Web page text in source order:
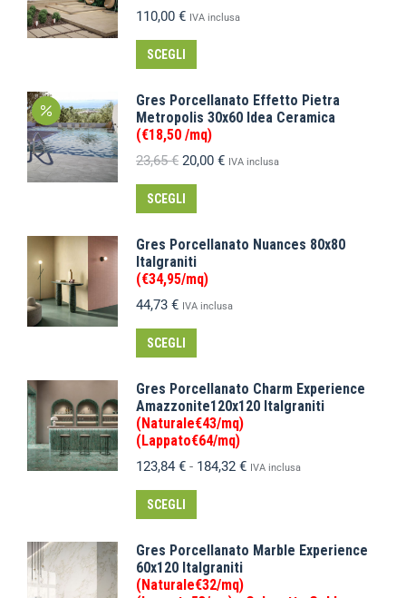
110,00 € IVA inclusa
SCEGLI
Gres Porcellanato Effetto Pietra
Metropolis 30x60 Idea Ceramica
(€18,50 /mq)
23,65€ 20,00 € IVA inclusa
SCEGLI
Gres Porcellanato Nuances 80x80
Italgraniti
(€34,95/mq)
44,73 € IVA inclusa
SCEGLI
Gres Porcellanato Charm Experience
Amazzonite120x120 Italgraniti
(Naturale€43/mq)
(Lappato€64/mq)
123,84 € - 184,32 € IVA inclusa
SCEGLI
Gres Porcellanato Marble Experience
60x120 Italgraniti
(Naturale€32/mq)